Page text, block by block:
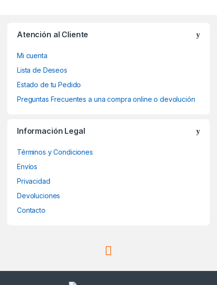
Atención al Cliente
Mi cuenta
Lista de Deseos
Estado de tu Pedido
Preguntas Frecuentes a una compra online o devolución
Información Legal
Términos y Condiciones
Envíos
Privacidad
Devoluciones
Contacto